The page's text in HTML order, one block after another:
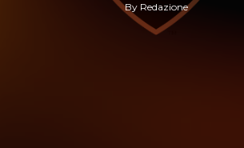
By Redazione